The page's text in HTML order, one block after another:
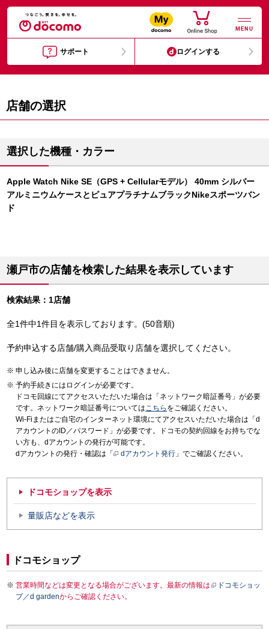
MENU
サポート ログインする
店舗の選択
選択した機種・カラー
Apple Watch Nike SE（GPS + Cellularモデル） 40mm シルバー
アルミニウムケースとピュアプラチナムブラックNikeスポーツバン
ド
瀬戸市の店舗を検索した結果を表示しています
検索結果：1店舗
全1件中1件目を表示しております。(50音順)
予約申込する店舗/購入商品受取り店舗を選択してください。
申し込み後に店舗を変更することはできません。
予約手続きにはログインが必要です。
ドコモ回線にてアクセスいただいた場合は「ネットワーク暗証番号」が必要
です。ネットワーク暗証番号についてはこちら をご確認ください。
Wi-Fiまたはご自宅のインターネット環境にてアクセスいただいた場合は「d
アカウントのID／パスワード」が必要です。ドコモの契約回線をお持ちでな
い方も、dアカウントの発行が可能です。
dアカウントの発行・確認は「
dアカウント発行 」でご確認ください。
ドコモショップを表示
量販店などを表示
ドコモショップ
営業時間などは変更となる場合がございます。最新の情報は
ドコモショッ
プ／d gardenからご確認ください。